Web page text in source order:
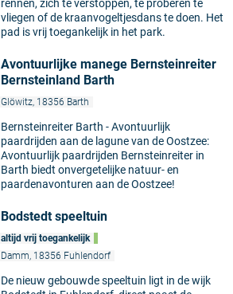
rennen, zich te verstoppen, te proberen te
vliegen of de kraanvogeltjesdans te doen. Het
pad is vrij toegankelijk in het park.
Avontuurlijke manege Bernsteinreiter
Bernsteinland Barth
Glöwitz, 18356 Barth
Bernsteinreiter Barth - Avontuurlijk
paardrijden aan de lagune van de Oostzee:
Avontuurlijk paardrijden Bernsteinreiter in
Barth biedt onvergetelijke natuur- en
paardenavonturen aan de Oostzee!
Bodstedt speeltuin
altijd vrij toegankelijk
Damm, 18356 Fuhlendorf
De nieuw gebouwde speeltuin ligt in de wijk